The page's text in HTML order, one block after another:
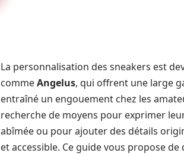
La personnalisation des sneakers est
commeAngelus, qui offrent une large
entraîné un engouement chez les
recherche de moyens pour exprimer
abîmée ou pour ajouter des détails
et accessible. Ce guide vous propose